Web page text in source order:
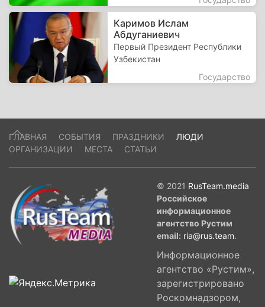
Каримов Ислам
Абдуганиевич
Первый Президент Республики
Узбекистан
Государство
ГЛАВНАЯ СОБЫТИЯ ПРАЗДНИКИ
ЛЮДИ
ОРГАНИЗАЦИИ
МЕСТА СТАТЬИ
© 2021 RusTeam.media
Российское
информационное
агентство Рустим
email: ria@rus.team.
Информационное
агентство «Рустим»,
зарегистрировано
Роскомнадзором,